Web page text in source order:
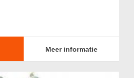
Meer informatie